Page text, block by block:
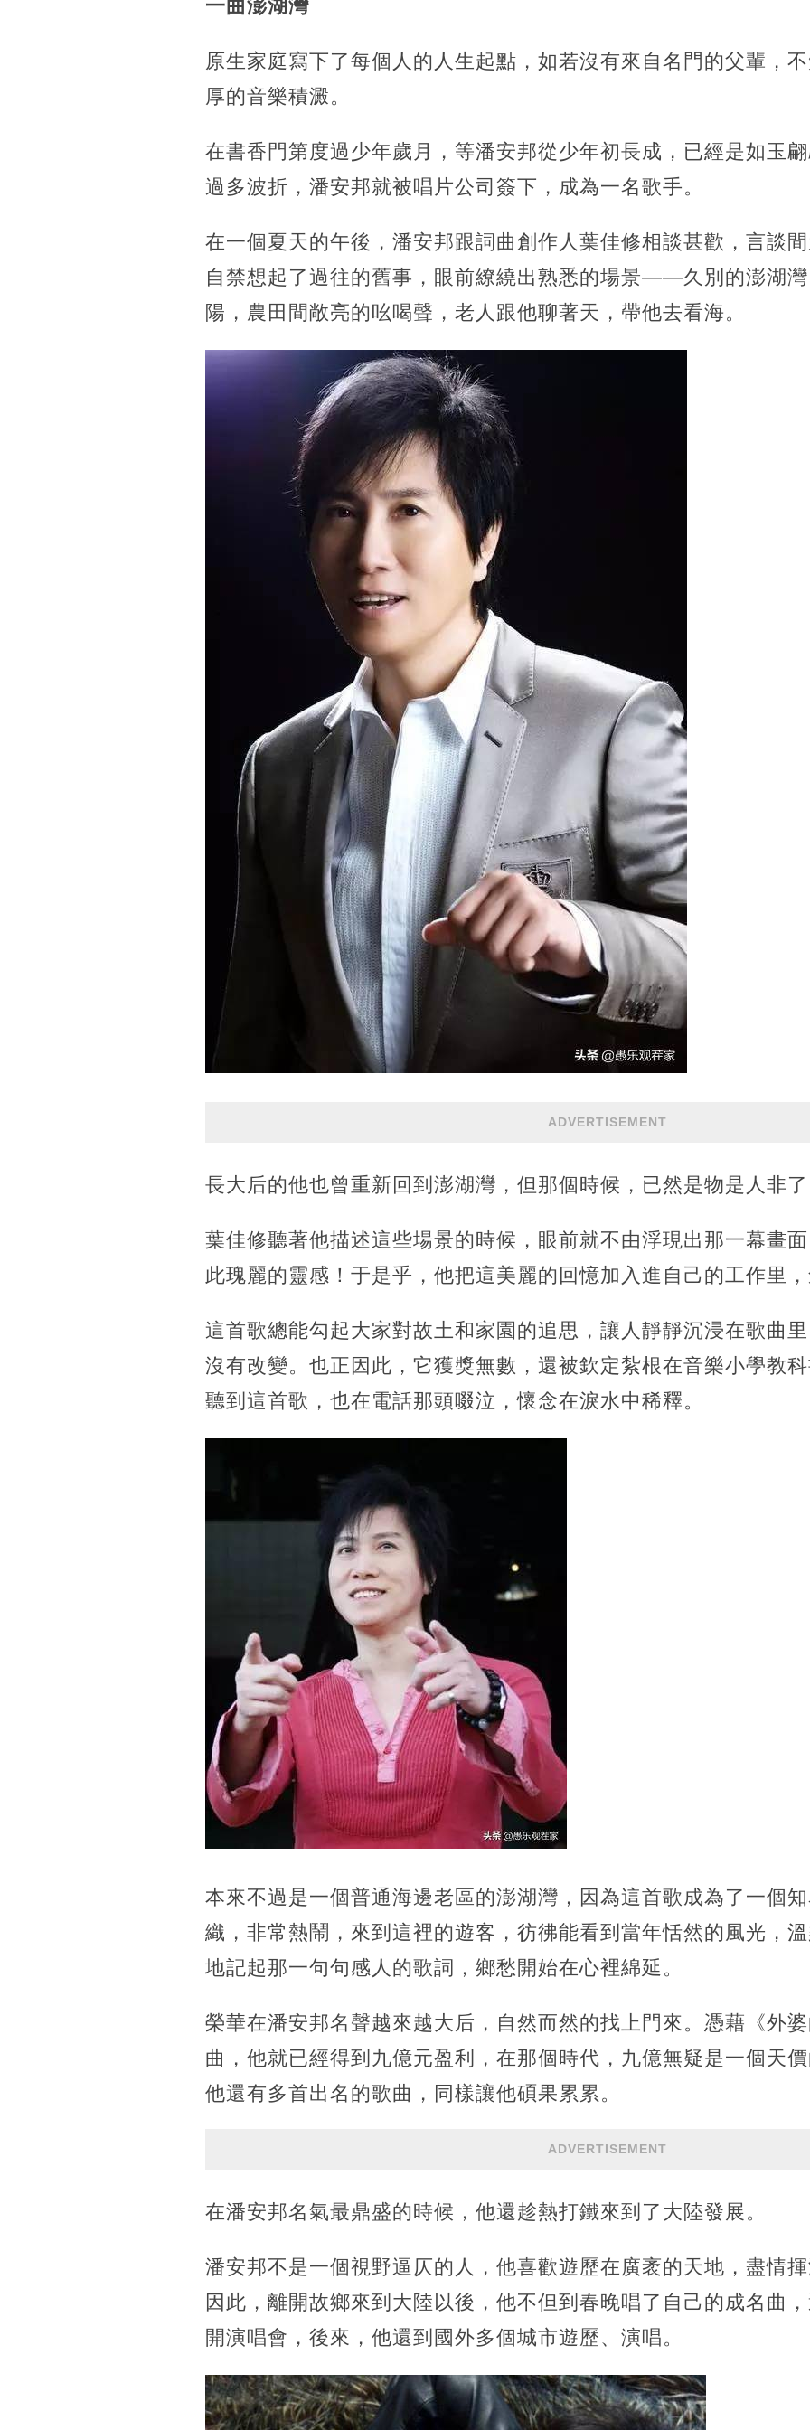
一曲澎湖灣
原生家庭寫下了每個人的人生起點，如若沒有來自名門的父輩，
厚的音樂積澱。
在書香門第度過少年歲月，等潘安邦從少年初長成，已經是如玉
過多波折，潘安邦就被唱片公司簽下，成為一名歌手。
在一個夏天的午後，潘安邦跟詞曲創作人葉佳修相談甚歡，言談
自禁想起了過往的舊事，眼前繚繞出熟悉的場景——久別的澎湖
陽，農田間敞亮的吆喝聲，老人跟他聊著天，帶他去看海。
ADVERTISEMENT
長大后的他也曾重新回到澎湖灣，但那個時候，已然是物是人非
葉佳修聽著他描述這些場景的時候，眼前就不由浮現出那一幕畫
此瑰麗的靈感！于是乎，他把這美麗的回憶加入進自己的工作里
這首歌總能勾起大家對故土和家園的追思，讓人靜靜沉浸在歌曲
沒有改變。也正因此，它獲獎無數，還被欽定紮根在音樂小學教
聽到這首歌，也在電話那頭啜泣，懷念在淚水中稀釋。
本來不過是一個普通海邊老區的澎湖灣，因為這首歌成為了一個
織，非常熱鬧，來到這裡的遊客，彷彿能看到當年恬然的風光，
地記起那一句句感人的歌詞，鄉愁開始在心裡綿延。
榮華在潘安邦名聲越來越大后，自然而然的找上門來。憑藉《外
曲，他就已經得到九億元盈利，在那個時代，九億無疑是一個天
他還有多首出名的歌曲，同樣讓他碩果累累。
ADVERTISEMENT
在潘安邦名氣最鼎盛的時候，他還趁熱打鐵來到了大陸發展。
潘安邦不是一個視野逼仄的人，他喜歡遊歷在廣袤的天地，盡情
因此，離開故鄉來到大陸以後，他不但到春晚唱了自己的成名曲
開演唱會，後來，他還到國外多個城市遊歷、演唱。